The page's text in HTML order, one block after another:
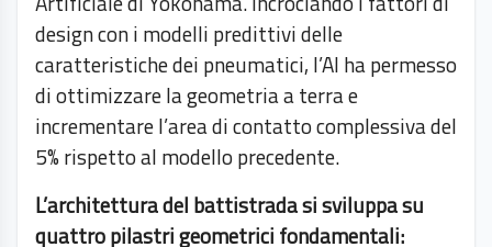
design con i modelli predittivi delle
caratteristiche dei pneumatici, l’AI ha permesso
di ottimizzare la geometria a terra e
incrementare l’area di contatto complessiva del
5% rispetto al modello precedente.
L’architettura del battistrada si sviluppa su
quattro pilastri geometrici fondamentali: